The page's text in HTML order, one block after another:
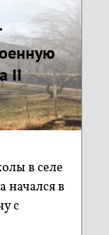
II
в селе
начался в
с